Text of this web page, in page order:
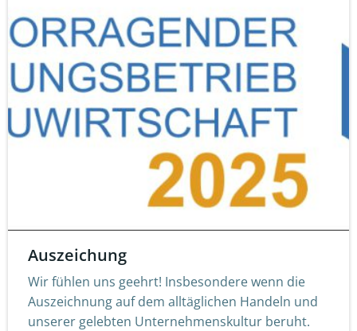
Auszeichung
Wir fühlen uns geehrt! Insbesondere wenn die
Auszeichnung auf dem alltäglichen Handeln und
unserer gelebten Unternehmenskultur beruht.